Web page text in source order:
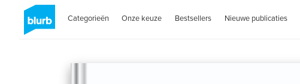
Categorieën Onze keuze Bestsellers Nieuwe publicaties